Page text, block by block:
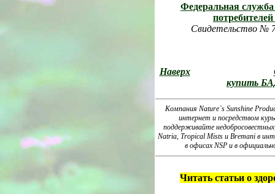
Федеральная
Свидетельство №
Наверх
купить
Компания Nature`s Sunshine
интернет и посредством
поддерживайте
Natria, Tropical Mists и Bremani в
в офисах NSP и в
Читать статьи о